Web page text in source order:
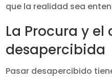
que la realidad sea
La Procura y
desapercibida
Pasar desapercibido